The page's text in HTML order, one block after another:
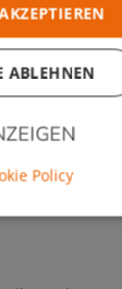
ABLEHNEN
Policy